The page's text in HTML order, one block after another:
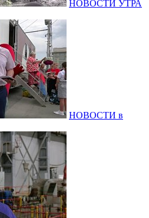
НОВОСТИ УТРА
НОВОСТИ в